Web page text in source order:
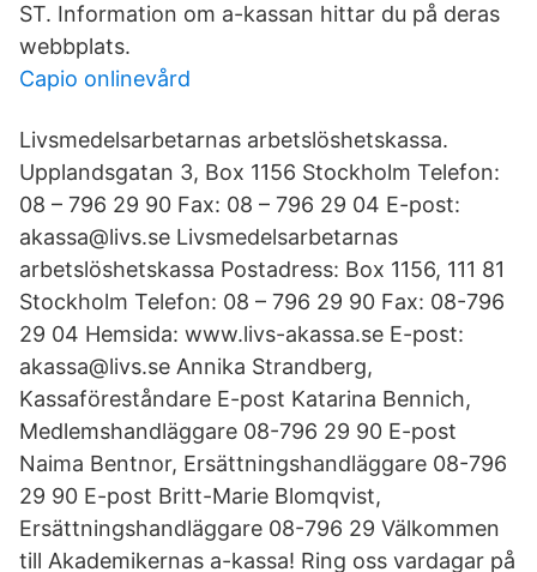
ST. Information om a-kassan hittar du på deras
webbplats.
Capio onlinevård
Livsmedelsarbetarnas arbetslöshetskassa.
Upplandsgatan 3, Box 1156 Stockholm Telefon:
08 – 796 29 90 Fax: 08 – 796 29 04 E-post:
akassa@livs.se Livsmedelsarbetarnas
arbetslöshetskassa Postadress: Box 1156, 111 81
Stockholm Telefon: 08 – 796 29 90 Fax: 08-796
29 04 Hemsida: www.livs-akassa.se E-post:
akassa@livs.se Annika Strandberg,
Kassaföreståndare E-post Katarina Bennich,
Medlemshandläggare 08-796 29 90 E-post
Naima Bentnor, Ersättningshandläggare 08-796
29 90 E-post Britt-Marie Blomqvist,
Ersättningshandläggare 08-796 29 Välkommen
till Akademikernas a-kassa! Ring oss vardagar på